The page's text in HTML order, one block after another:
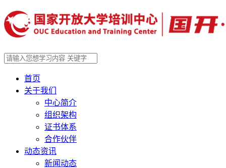
首页
关于我们
中心简介
组织架构
证书体系
合作伙伴
动态资讯
新闻动态